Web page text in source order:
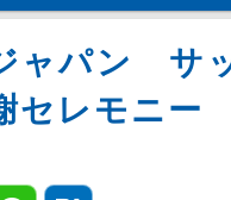
ャパン サ
セレモニー